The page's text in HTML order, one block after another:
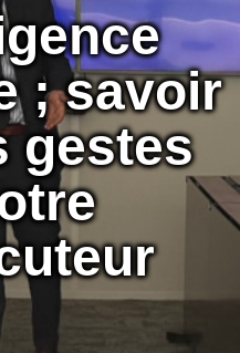
; savoir
gestes